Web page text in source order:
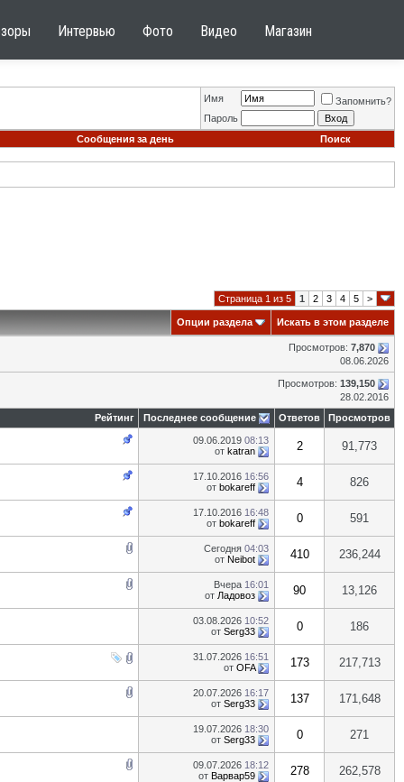
Интервью Фото Видео Магазин
Имя
Запомнить?
Пароль
Сообщения за день
Поиск
Страница 1 из 5 1 2 3 4 5 >
Опции раздела Искать в этом разделе
Просмотров: 7,870
08.06.2026
Просмотров: 139,150
28.02.2016
Рейтинг
Последнее сообщение Ответов Просмотров
09.06.2019 08:13
от katran 2 91,773
17.10.2016 16:56
от bokareff 4 826
17.10.2016 16:48
от bokareff 0 591
Сегодня 04:03
от Neibot 410 236,244
Вчера 16:01
от Ладовоз 90 13,126
03.08.2026 10:52
от Serg33 0 186
31.07.2026 16:51
от OFA 173 217,713
20.07.2026 16:17
от Serg33 137 171,648
19.07.2026 18:30
от Serg33 0 271
09.07.2026 18:12
от Варвар59 278 262,578